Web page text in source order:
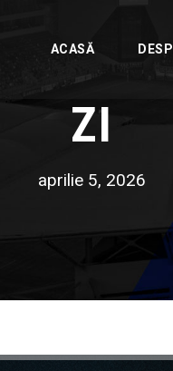
ACASĂ
ZI
aprilie 5, 2026